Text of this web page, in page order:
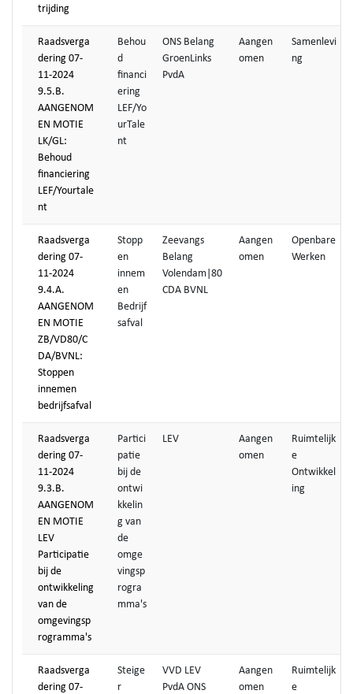
trijding
Raadsverga
dering 07-
11-2024
9.5.B.
AANGENOM
EN MOTIE
LK/GL:
Behoud
financiering
LEF/Yourtale
nt
Behou
d
financi
ering
LEF/Yo
urTale
nt
ONS Belang
GroenLinks
PvdA
Aangen
omen
Samenlevi
ng
Raadsverga
dering 07-
11-2024
9.4.A.
AANGENOM
EN MOTIE
ZB/VD80/C
DA/BVNL:
Stoppen
innemen
bedrijfsafval
Stopp
en
innem
en
Bedrijf
safval
Zeevangs
Belang
Volendam|80
CDA BVNL
Aangen
omen
Openbare
Werken
Raadsverga
dering 07-
11-2024
9.3.B.
AANGENOM
EN MOTIE
LEV
Participatie
bij de
ontwikkeling
van de
omgevingsp
rogramma's
Partici
patie
bij de
ontwi
kkelin
g van
de
omge
vingsp
rogra
mma's
LEV
Aangen
omen
Ruimtelijk
e
Ontwikkel
ing
Raadsverga
dering 07-
Steige
r
VVD LEV
PvdA ONS
Aangen
omen
Ruimtelijk
e